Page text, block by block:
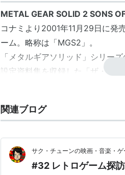
METAL GEAR SOLID 2 SONS
コナミより2001年11月29日に発
ーム。略称は「MGS2 」。
「メタルギアソリッド」シリー
設定資料集を収録した「ザ・ド
が発売された。
ストーリー
【 タンカー編 】
関連ブログ
サク・チューンの映画・音楽・ゲ
#32 レトロゲーム探